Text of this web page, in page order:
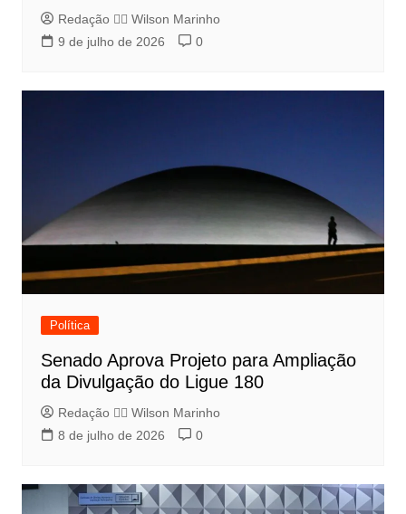
Redação 👨‍⚖️​ Wilson Marinho
9 de julho de 2026
0
Política
Senado Aprova Projeto para Ampliação
da Divulgação do Ligue 180
Redação 👨‍⚖️​ Wilson Marinho
8 de julho de 2026
0